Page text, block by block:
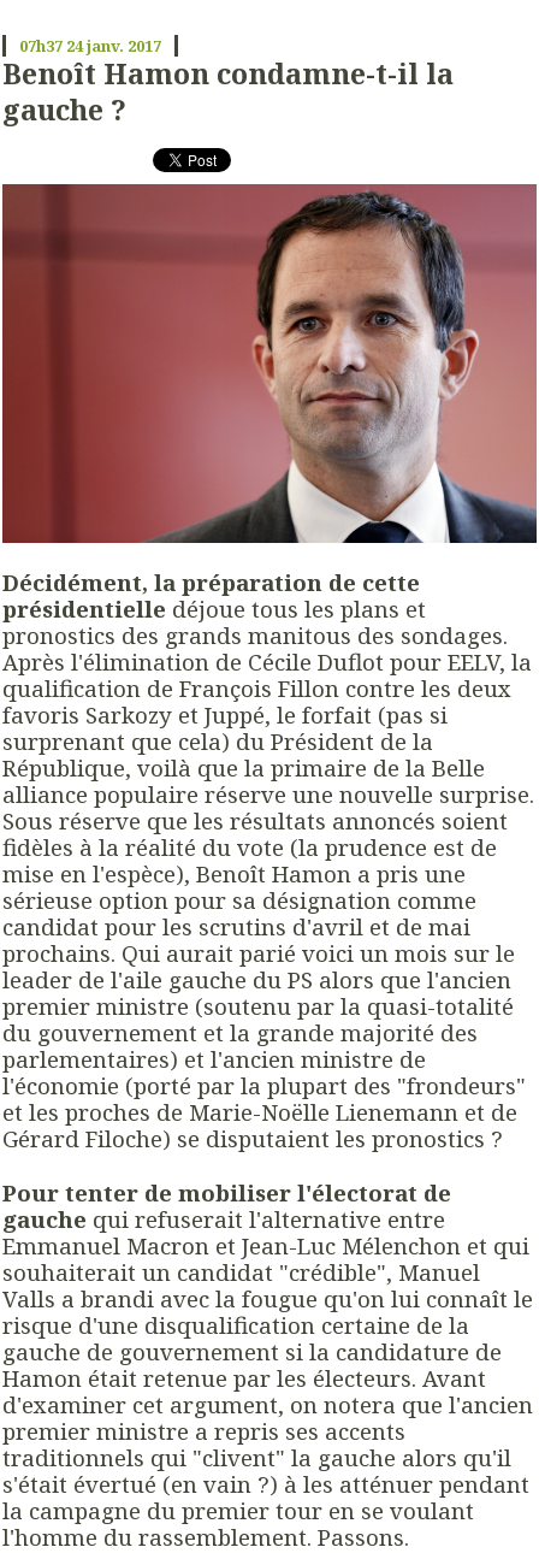
07h37 24janv. 2017
Benoît Hamon condamne-t-il la
gauche ?
Décidément, la préparation de cette
présidentielle déjoue tous les plans et
pronostics des grands manitous des sondages.
Après l'élimination de Cécile Duflot pour EELV, la
qualification de François Fillon contre les deux
favoris Sarkozy et Juppé, le forfait (pas si
surprenant que cela) du Président de la
République, voilà que la primaire de la Belle
alliance populaire réserve une nouvelle surprise.
Sous réserve que les résultats annoncés soient
fidèles à la réalité du vote (la prudence est de
mise en l'espèce), Benoît Hamon a pris une
sérieuse option pour sa désignation comme
candidat pour les scrutins d'avril et de mai
prochains. Qui aurait parié voici un mois sur le
leader de l'aile gauche du PS alors que l'ancien
premier ministre (soutenu par la quasi-totalité
du gouvernement et la grande majorité des
parlementaires) et l'ancien ministre de
l'économie (porté par la plupart des "frondeurs"
et les proches de Marie-Noëlle Lienemann et de
Gérard Filoche) se disputaient les pronostics ?
Pour tenter de mobiliser l'électorat de
gauche qui refuserait l'alternative entre
Emmanuel Macron et Jean-Luc Mélenchon et qui
souhaiterait un candidat "crédible", Manuel
Valls a brandi avec la fougue qu'on lui connaît le
risque d'une disqualification certaine de la
gauche de gouvernement si la candidature de
Hamon était retenue par les électeurs. Avant
d'examiner cet argument, on notera que l'ancien
premier ministre a repris ses accents
traditionnels qui "clivent" la gauche alors qu'il
s'était évertué (en vain ?) à les atténuer pendant
la campagne du premier tour en se voulant
l'homme du rassemblement. Passons.